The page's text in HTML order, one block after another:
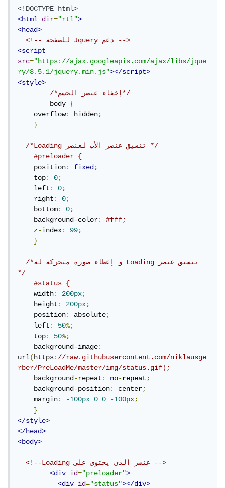
<!DOCTYPE html>
<html
dir="rtl">
<head>
<!-- للصفحة Jquery دعم -->
<script
src="https://ajax.googleapis.com/ajax/libs/jque
ry/3.5.1/jquery.min.js"></script>
<style>
/*إخفاء عنصر الجسم*/
	body
{
    overflow
: hidden;
}
/*Loading تنسيق عنصر الأب لعنصر */
#preloader {
    position
: fixed;
    top
: 0;
    left
: 0;
    right
: 0;
    bottom
: 0;
    background
-color:
#fff;
    z
-index: 99;
}
/*و إعطاء صورة متحركة له Loading تنسيق عنصر
*/
#status {
    width
: 200px;
    height
: 200px;
    position
: absolute;
    left
: 50%;
    top
: 50%;
    background
-image:
url(https://raw.githubusercontent.com/niklausge
rber/PreLoadMe/master/img/status.gif);
    background
-repeat: no-repeat;
    background
-position: center;
    margin
: -100px 0 0 -100px;
}
</style>
</head>
<body>
<!--Loading عنصر الذي يحتوي على -->
<div
id="preloader">
<div
id="status"></div>